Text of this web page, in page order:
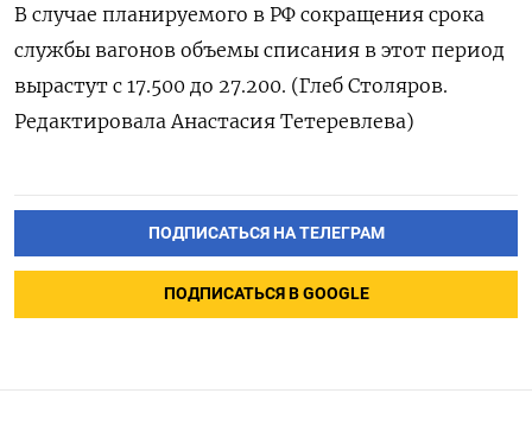
В случае планируемого в РФ сокращения срока
службы вагонов объемы списания в этот период
вырастут с 17.500 до 27.200. (Глеб Столяров.
Редактировала Анастасия Тетеревлева)
ПОДПИСАТЬСЯ НА ТЕЛЕГРАМ
ПОДПИСАТЬСЯ В GOOGLE